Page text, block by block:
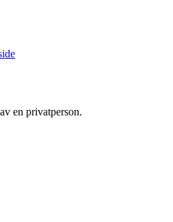
en privatperson.